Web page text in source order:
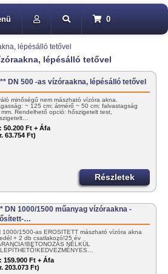
0
lépésálló tetővel
lépésálló tetővel
DN 500 -as vízóraakna, lépésálló tetővel
minőségű nem mászható vízóra akna.
~ 125 cm; átmérő ~ 50 cm; falvastagság
mm. Rendelhető opció: hőszigetelt test,
50.200 Ft + Áfa
63.754 Ft)
Részletek
DN 1000/1500 műanyag vízóraakna -
…
1000/1500-as ERŐSÍTETT mászható vízóra akna
+ 2 db csatlakozó!25 év
NÉLKÜL
159.900 Ft + Áfa
203.073 Ft)